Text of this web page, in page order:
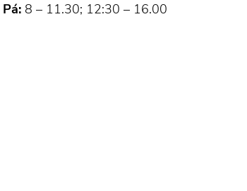
8 – 11.30; 12:30 – 16.00